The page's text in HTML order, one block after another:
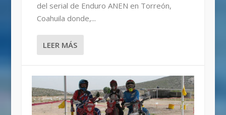
del serial de Enduro ANEN en Torreón,
Coahuila donde,...
LEER MÁS